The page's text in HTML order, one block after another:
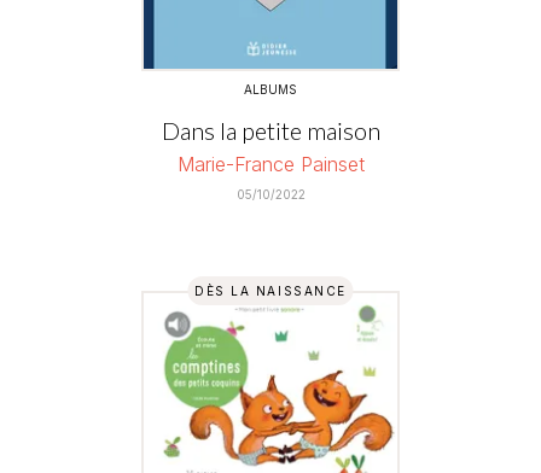
ALBUMS
Dans la petite maison
Marie-France Painset
05/10/2022
DÈS LA NAISSANCE